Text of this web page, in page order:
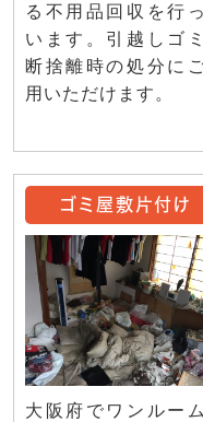
る不用品回収を行
います。引越しゴ
断捨離時の処分に
用いただけます。
ゴミ屋敷片付け
大阪府でワンルー